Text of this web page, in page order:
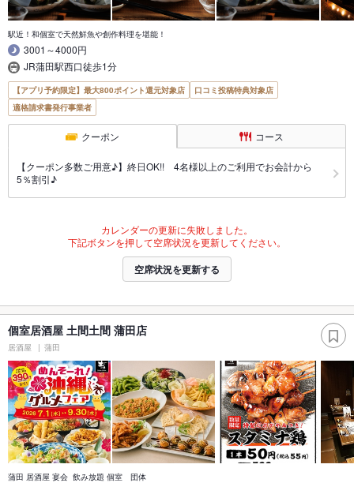
駅近！和個室で天然鮮魚や創作料理を堪能！
3001～4000円
JR蒲田駅西口徒歩1分
【アプリ予約限定】最大800ポイント還元対象店
口コミ投稿特典対象店
適格請求書発行事業者
クーポン コース
【クーポン多数ご用意♪】終日OK!! 4名様以上のご利用でお会計から
5％割引♪
カレンダーの更新に失敗しました。
下記ボタンを押して空席状況を更新してください。
空席状況を更新する
個室居酒屋 土間土間 蒲田店
居酒屋 蒲田
蒲田 居酒屋 宴会 飲み放題 個室 団体